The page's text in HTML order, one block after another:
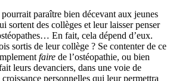
paraître bien décevant aux jeunes
sortent des collèges et leur laisser penser
En fait, cela dépend d’eux.
sortis de leur collège ? Se contenter de ce
faire de l’ostéopathie, ou bien
leurs devanciers, dans une voie de
croissance personnelles qui leur permettra